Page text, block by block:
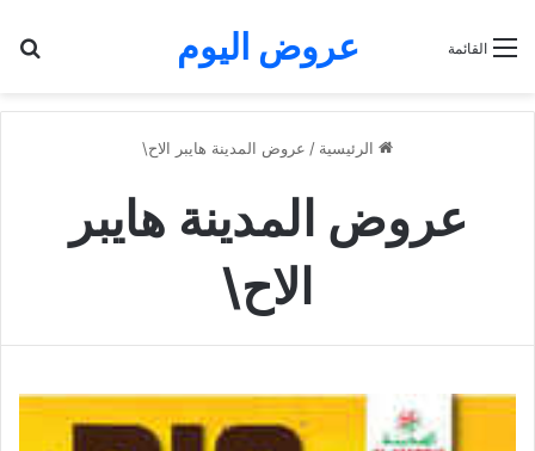
عروض اليوم القائمة
الرئيسية / عروض المدينة هايبر الاح\
عروض المدينة هايبر
الاح\